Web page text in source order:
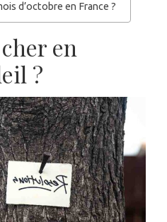
d’octobre en France ?
en
?